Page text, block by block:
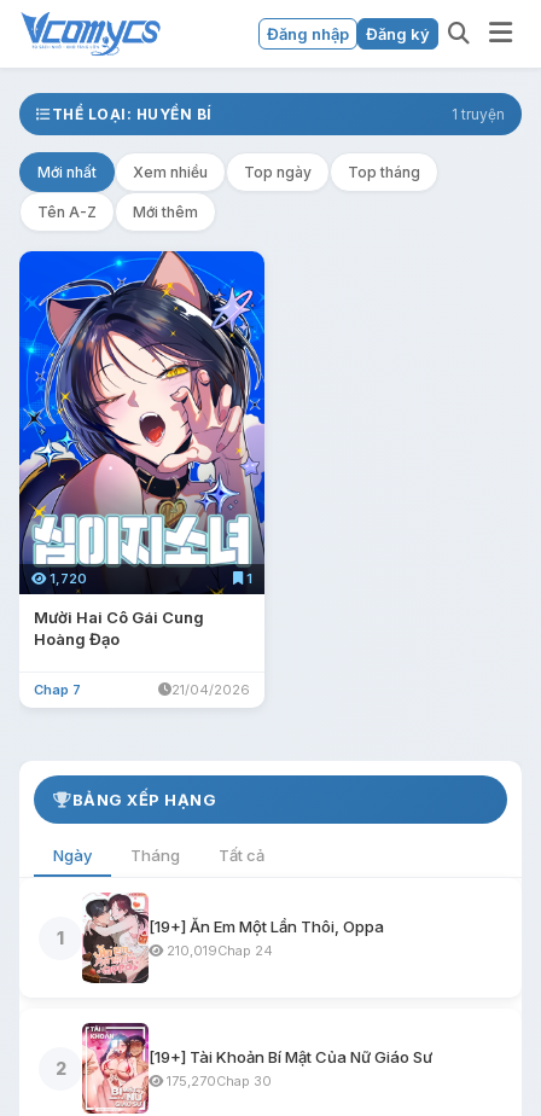
Đăng nhập Đăng ký
THỂ LOẠI: HUYỀN BÍ 1 truyện
Mới nhất Xem nhiều Top ngày Top tháng
Tên A-Z Mới thêm
1,720 1
Mười Hai Cô Gái Cung
Hoàng Đạo
Chap 7 21/04/2026
BẢNG XẾP HẠNG
Ngày Tháng Tất cả
1
[19+] Ăn Em Một Lần Thôi, Oppa
210,019Chap 24
2
[19+] Tài Khoản Bí Mật Của Nữ Giáo Sư
175,270Chap 30